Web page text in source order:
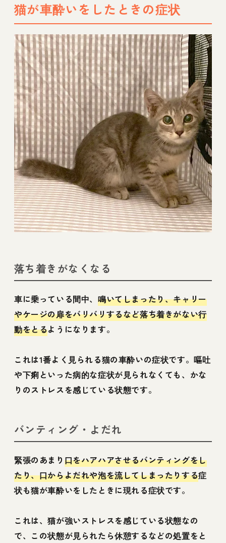
猫が車酔いをしたときの症状
落ち着きがなくなる
車に乗っている間中、鳴いてしまったり、キャリー
やケージの扉をバリバリするなど落ち着きがない行
動をとるようになります。
これは1番よく見られる猫の車酔いの症状です。嘔吐
や下痢といった病的な症状が見られなくても、かな
りのストレスを感じている状態です。
バンティング・よだれ
緊張のあまり 口をハアハアさせるバンティングをし
たり、口からよだれや泡を流してしまったりする症
状も猫が車酔いをしたときに現れる症状です。
これは、猫が強いストレスを感じている状態なの
で、この状態が見られたら休憩するなどの処置をと